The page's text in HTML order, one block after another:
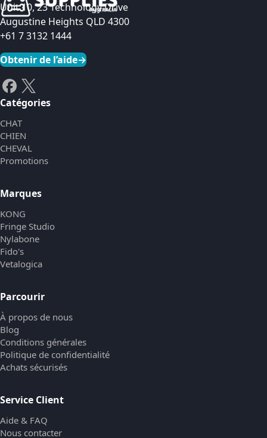
Unit 10, 23 Technology Drive
Augustine Heights QLD 4300
+61 7 3132 1444
Obtenir de l’aide→
Catégories
CHAT
CHIEN
CHEVAL
Promotions
Marques
KONG
Fringe Studio
Nylabone
Fido's
Vetalogica
Parcourir
À propos de nous
Blog
Conditions générales
Politique de confidentialité
Achats sécurisés
Service Client
Aide & FAQ
Nous contacter